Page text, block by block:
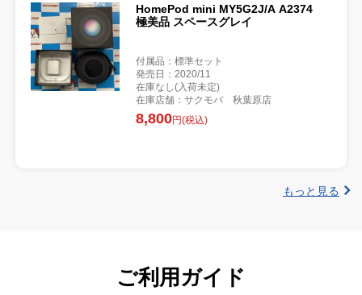
HomePod mini MY5G2J/A A2374
極美品 スペースグレイ
付属品：標準セット
発売日：2020/11
在庫なし(入荷未定)
在庫店舗：サクモバ 秋葉原店
8,800円(税込)
もっと見る
ご利用ガイド